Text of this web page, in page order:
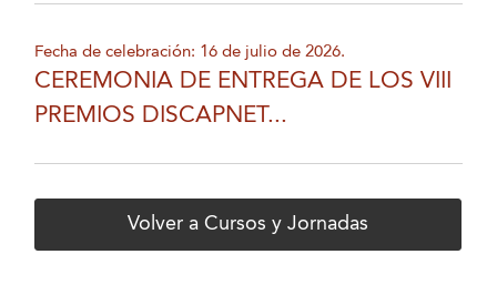
Fecha de celebración: 16 de julio de 2026.
CEREMONIA DE ENTREGA DE LOS VIII
PREMIOS DISCAPNET...
Volver a Cursos y Jornadas